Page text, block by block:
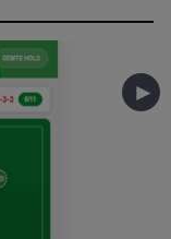
►